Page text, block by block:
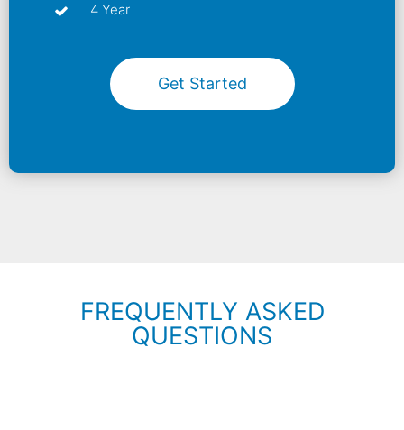
4 Year
Get Started
FREQUENTLY ASKED
QUESTIONS